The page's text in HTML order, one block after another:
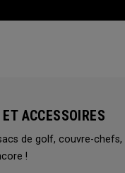
ACCESSOIRES
de golf, couvre-chefs,
!